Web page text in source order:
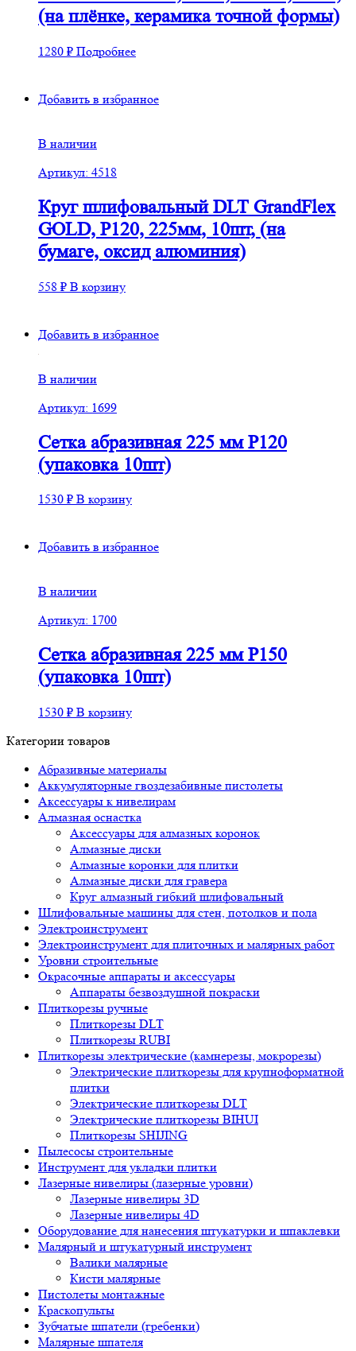
(на плёнке, керамика точной формы)
1280 ₽ Подробнее
Добавить в избранное
В наличии
Артикул: 4518
Круг шлифовальный DLT GrandFlex
GOLD, P120, 225мм, 10шт, (на
бумаге, оксид алюминия)
558 ₽ В корзину
Добавить в избранное
В наличии
Артикул: 1699
Сетка абразивная 225 мм Р120
(упаковка 10шт)
1530 ₽ В корзину
Добавить в избранное
В наличии
Артикул: 1700
Сетка абразивная 225 мм Р150
(упаковка 10шт)
1530 ₽ В корзину
Категории товаров
Абразивные материалы
Аккумуляторные гвоздезабивные пистолеты
Аксессуары к нивелирам
Алмазная оснастка
Аксессуары для алмазных коронок
Алмазные диски
Алмазные коронки для плитки
Алмазные диски для гравера
Круг алмазный гибкий шлифовальный
Шлифовальные машины для стен, потолков и пола
Электроинструмент
Электроинструмент для плиточных и малярных работ
Уровни строительные
Окрасочные аппараты и аксессуары
Аппараты безвоздушной покраски
Плиткорезы ручные
Плиткорезы DLT
Плиткорезы RUBI
Плиткорезы электрические (камнерезы, мокрорезы)
Электрические плиткорезы для крупноформатной
плитки
Электрические плиткорезы DLT
Электрические плиткорезы BIHUI
Плиткорезы SHIJING
Пылесосы строительные
Инструмент для укладки плитки
Лазерные нивелиры (лазерные уровни)
Лазерные нивелиры 3D
Лазерные нивелиры 4D
Оборудование для нанесения штукатурки и шпаклевки
Малярный и штукатурный инструмент
Валики малярные
Кисти малярные
Пистолеты монтажные
Краскопульты
Зубчатые шпатели (гребенки)
Малярные шпателя